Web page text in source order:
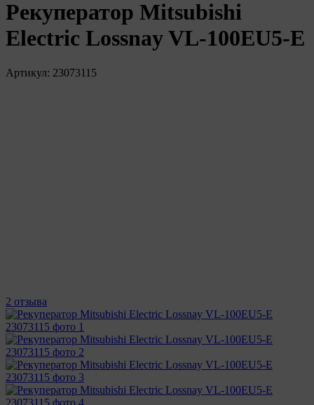
Рекуператор Mitsubishi
Electric Lossnay VL-100EU5-E
Артикул: 23073115
2 отзыва